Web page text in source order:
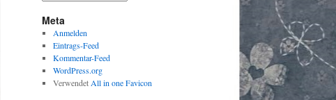
Meta
Anmelden
Eintrags-Feed
Kommentar-Feed
WordPress.org
Verwendet All in one Favicon